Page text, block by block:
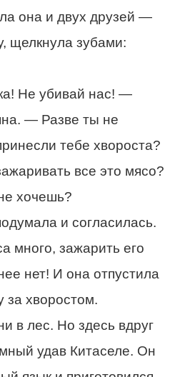
она и двух друзей —
щелкнула зубами:
Не убивай нас! —
— Разве ты не
тебе хвороста?
все это мясо?
хочешь?
и согласилась.
много, зажарить его
нет! И она отпустила
за хворостом.
в лес. Но здесь вдруг
удав Китаселе. Он